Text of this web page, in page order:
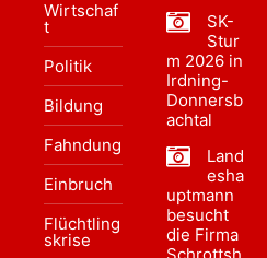
Wirtschaf
t
Politik
Bildung
Fahndung
Einbruch
Flüchtling
skrise
SK-
Stur
m 2026 in
Irdning-
Donnersb
achtal
Land
esha
uptmann
besucht
die Firma